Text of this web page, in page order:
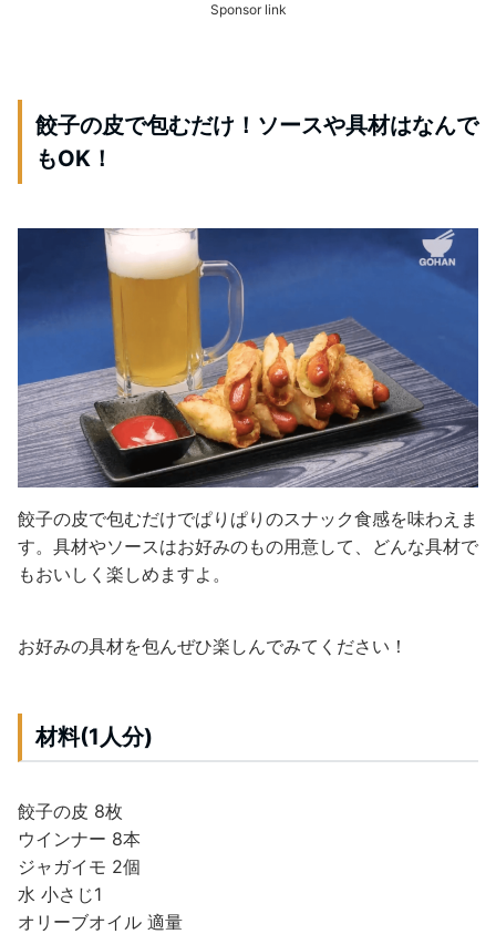
Sponsor link
餃子の皮で包むだけ！ソースや具材はなんで
もOK！
餃子の皮で包むだけでぱりぱりのスナック食感を味わえま
す。具材やソースはお好みのもの用意して、どんな具材で
もおいしく楽しめますよ。
お好みの具材を包んぜひ楽しんでみてください！
材料(1人分)
餃子の皮 8枚
ウインナー 8本
ジャガイモ 2個
水 小さじ1
オリーブオイル 適量